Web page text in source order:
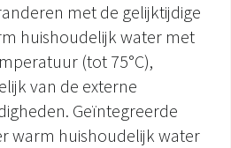
met de gelijktijdige
huishoudelijk water met
(tot 75°C),
van de externe
Geïntegreerde
warm huishoudelijk water